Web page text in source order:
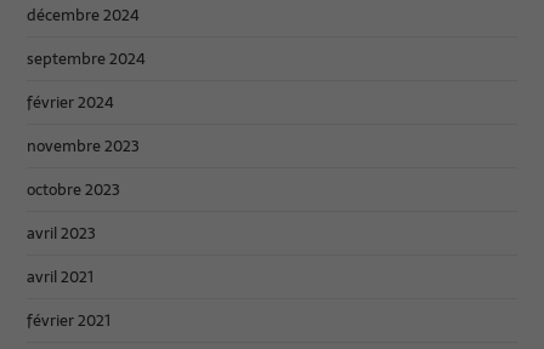
décembre 2024
septembre 2024
février 2024
novembre 2023
octobre 2023
avril 2023
avril 2021
février 2021